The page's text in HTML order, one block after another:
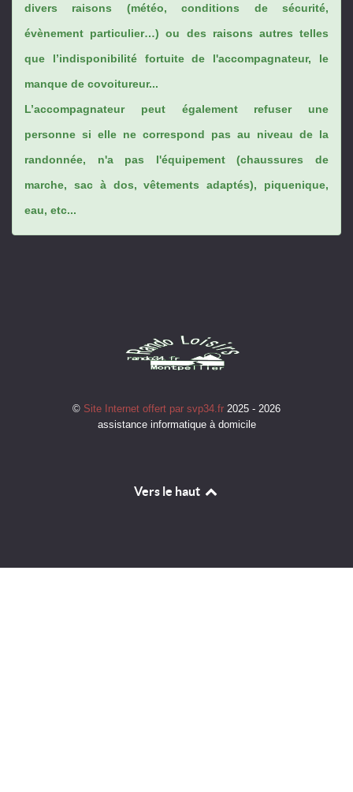
divers raisons (météo, conditions de sécurité,
évènement particulier…) ou des raisons autres telles
que l’indisponibilité fortuite de l'accompagnateur, le
manque de covoitureur...
L’accompagnateur peut également refuser une
personne si elle ne correspond pas au niveau de la
randonnée, n'a pas l'équipement (chaussures de
marche, sac à dos, vêtements adaptés), piquenique,
eau, etc...
© Site Internet offert par svp34.fr 2025 - 2026
assistance informatique à domicile
Vers le haut